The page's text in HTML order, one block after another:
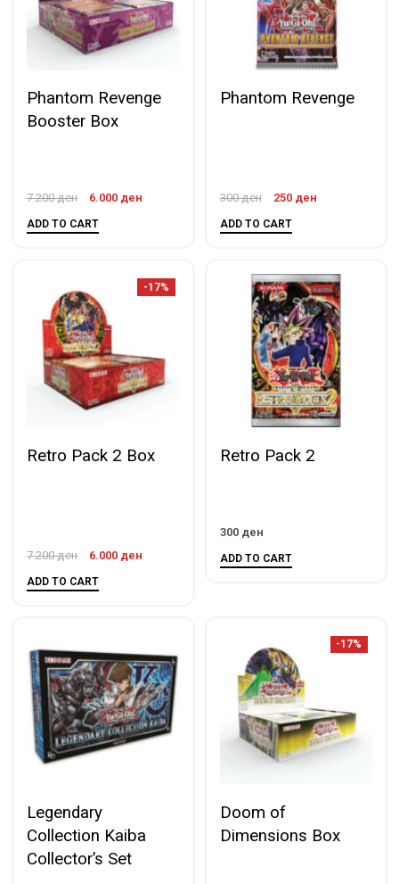
Phantom Revenge
Booster Box
7.200ден 6.000 ден
ADD TO CART
Phantom Revenge
300ден 250 ден
ADD TO CART
-17%
Retro Pack 2 Box
7.200ден 6.000 ден
ADD TO CART
Retro Pack 2
300 ден
ADD TO CART
Legendary
Collection Kaiba
Collector’s Set
-17%
Doom of
Dimensions Box